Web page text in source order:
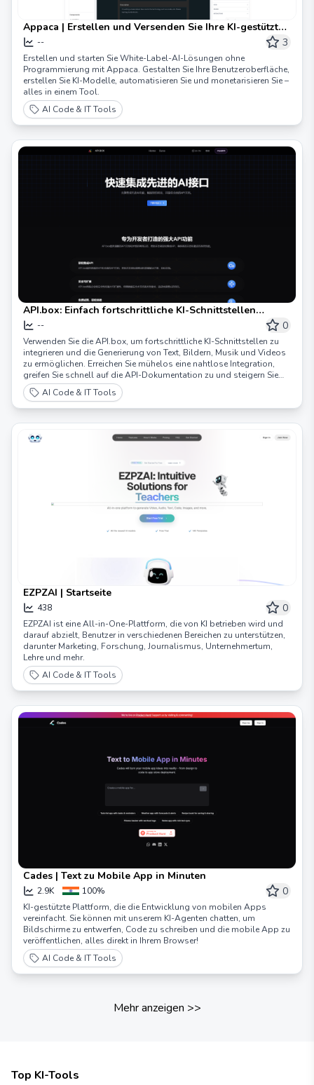
Appaca | Erstellen und Versenden Sie Ihre KI-gestützten
Apps in Minuten
-- 3
Erstellen und starten Sie White-Label-AI-Lösungen ohne
Programmierung mit Appaca. Gestalten Sie Ihre Benutzeroberfläche,
erstellen Sie KI-Modelle, automatisieren Sie und monetarisieren Sie –
alles in einem Tool.
AI Code & IT Tools
API.box: Einfach fortschrittliche KI-Schnittstellen
integrieren
-- 0
Verwenden Sie die API.box, um fortschrittliche KI-Schnittstellen zu
integrieren und die Generierung von Text, Bildern, Musik und Videos
zu ermöglichen. Erreichen Sie mühelos eine nahtlose Integration,
greifen Sie schnell auf die API-Dokumentation zu und steigern Sie
die Effizienz Ihres Projekts.
AI Code & IT Tools
EZPZAI | Startseite
438 0
EZPZAI ist eine All-in-One-Plattform, die von KI betrieben wird und
darauf abzielt, Benutzer in verschiedenen Bereichen zu unterstützen,
darunter Marketing, Forschung, Journalismus, Unternehmertum,
Lehre und mehr.
AI Code & IT Tools
Cades | Text zu Mobile App in Minuten
2.9K 100% 0
KI-gestützte Plattform, die die Entwicklung von mobilen Apps
vereinfacht. Sie können mit unserem KI-Agenten chatten, um
Bildschirme zu entwerfen, Code zu schreiben und die mobile App zu
veröffentlichen, alles direkt in Ihrem Browser!
AI Code & IT Tools
Mehr anzeigen >>
Top KI-Tools